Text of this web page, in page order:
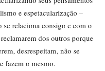
e espetacularização –
relaciona consigo e com o
dos outros porque
desrespeitam, não se
fazem o mesmo.